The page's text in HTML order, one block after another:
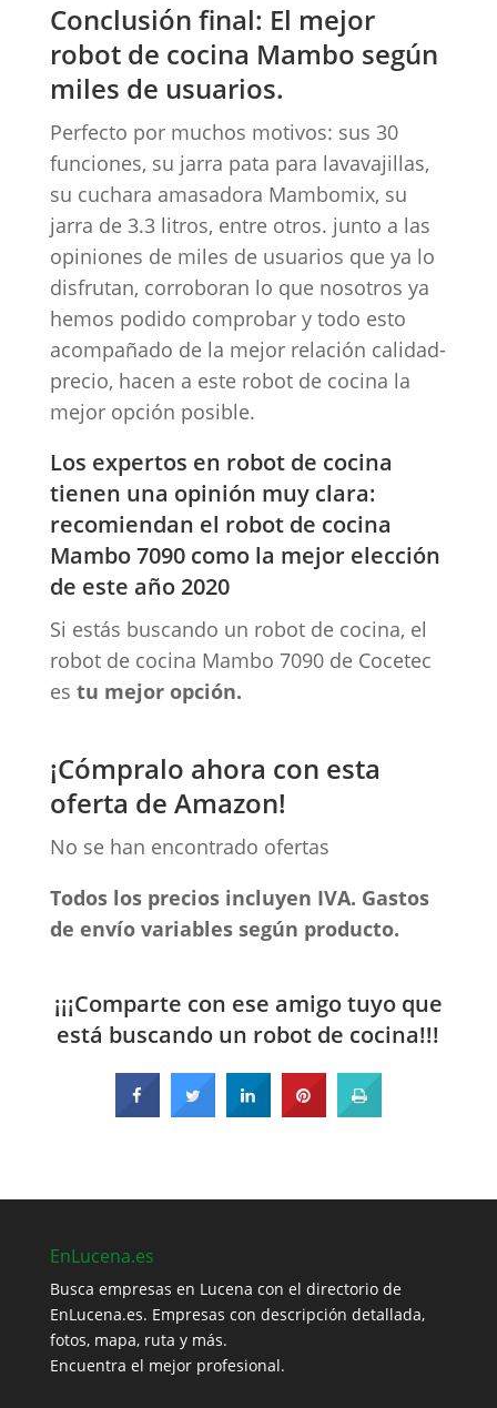
Conclusión final: El mejor
robot de cocina Mambo según
miles de usuarios.
Perfecto por muchos motivos: sus 30
funciones, su jarra pata para lavavajillas,
su cuchara amasadora Mambomix, su
jarra de 3.3 litros, entre otros. junto a las
opiniones de miles de usuarios que ya lo
disfrutan, corroboran lo que nosotros ya
hemos podido comprobar y todo esto
acompañado de la mejor relación calidad-
precio, hacen a este robot de cocina la
mejor opción posible.
Los expertos en robot de cocina
tienen una opinión muy clara:
recomiendan el robot de cocina
Mambo 7090 como la mejor elección
de este año 2020
Si estás buscando un robot de cocina, el
robot de cocina Mambo 7090 de Cocetec
es tu mejor opción.
¡Cómpralo ahora con esta
oferta de Amazon!
No se han encontrado ofertas
Todos los precios incluyen IVA. Gastos
de envío variables según producto.
¡¡¡Comparte con ese amigo tuyo que
está buscando un robot de cocina!!!
EnLucena.es
Busca empresas en Lucena con el directorio de
EnLucena.es. Empresas con descripción detallada,
fotos, mapa, ruta y más.
Encuentra el mejor profesional.